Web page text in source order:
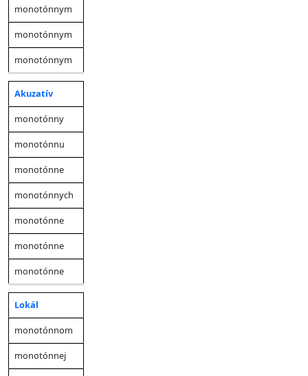
monotónnym
monotónnym
monotónnym
Akuzatív
monotónny
monotónnu
monotónne
monotónnych
monotónne
monotónne
monotónne
Lokál
monotónnom
monotónnej